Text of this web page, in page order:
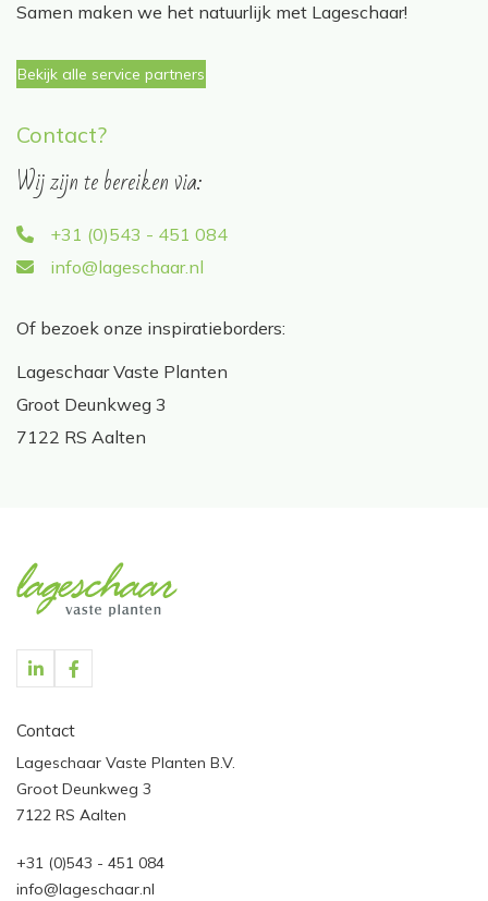
Samen maken we het natuurlijk met Lageschaar!
Bekijk alle service partners
Contact?
Wij zijn te bereiken via:
+31 (0)543 - 451 084
info@lageschaar.nl
Of bezoek onze inspiratieborders:
Lageschaar Vaste Planten
Groot Deunkweg 3
7122 RS Aalten
Contact
Lageschaar Vaste Planten B.V.
Groot Deunkweg 3
7122 RS Aalten
+31 (0)543 - 451 084
info@lageschaar.nl